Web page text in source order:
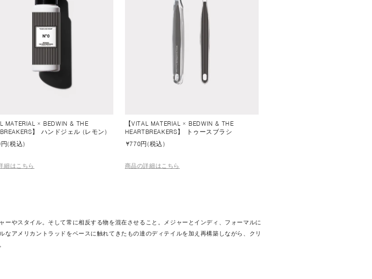
MATERIAL × BEDWIN & THE
】 ハンドジェル (レモン)
(税込)
細はこちら
【VITAL MATERIAL × BEDWIN & THE
HEARTBREAKERS】 トゥースブラシ
¥770円(税込)
商品の詳細はこちら
やスタイル。そして常に相反する物を混在させること。メジャーとインディ、フォーマルに
アメリカントラッドをベースに触れてきたもの達のディテイルを加え再構築しながら、クリ